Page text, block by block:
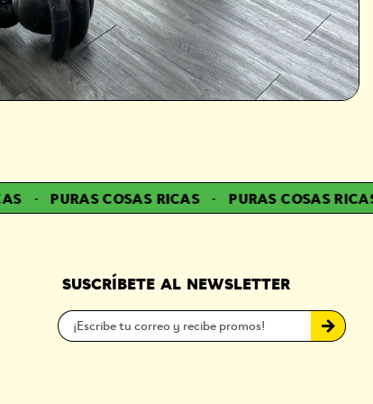
· PURAS COSAS RICAS · PURAS COSAS RICAS ·
SUSCRÍBETE AL NEWSLETTER